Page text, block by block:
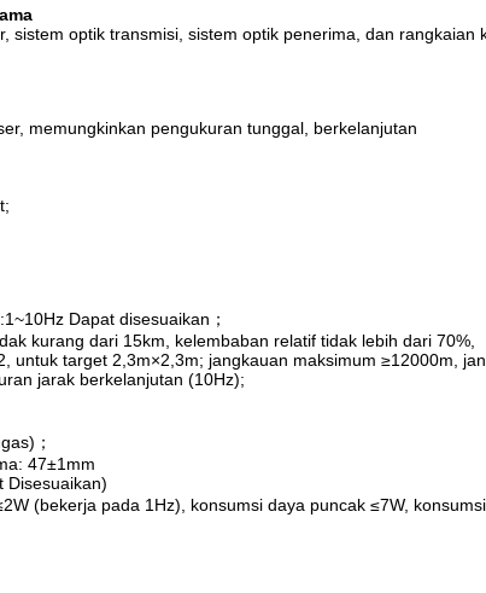
sistem optik transmisi, sistem optik penerima, dan rangkaian
memungkinkan pengukuran tunggal, berkelanjutan
Dapat disesuaikan；
kurang dari 15km, kelembaban relatif tidak lebih dari 70%,
untuk target 2,3m×2,3m; jangkauan maksimum ≥12000m,
jarak berkelanjutan (10Hz);
；
47±1mm
Disesuaikan)
(bekerja pada 1Hz), konsumsi daya puncak ≤7W,